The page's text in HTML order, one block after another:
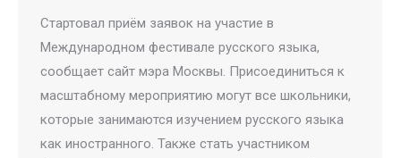
Стартовал приём заявок на участие в
Международном фестивале русского языка,
сообщает сайт мэра Москвы. Присоединиться к
масштабному мероприятию могут все школьники,
которые занимаются изучением русского языка
как иностранного. Также стать участником